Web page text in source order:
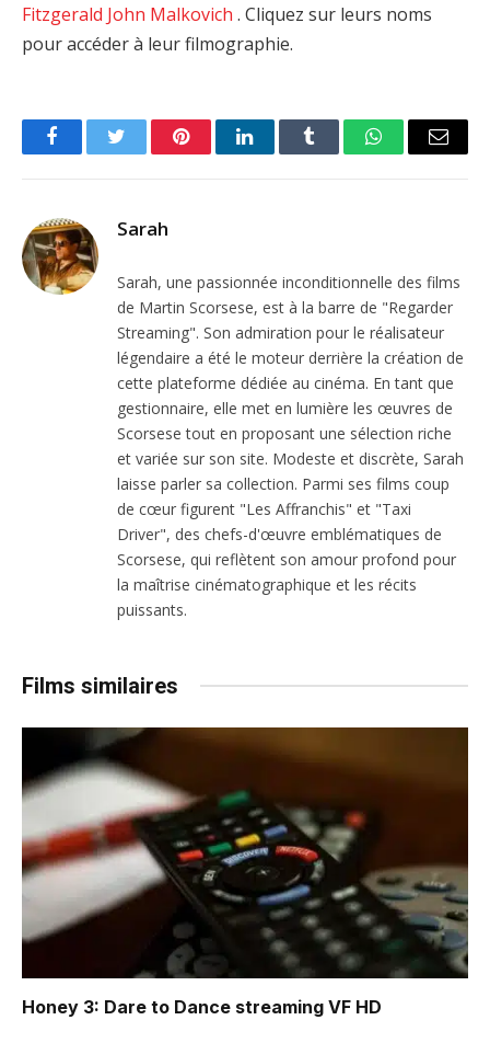
Fitzgerald John Malkovich . Cliquez sur leurs noms
pour accéder à leur filmographie.
FacebookTwitter PinterestLinkedInTumblr WhatsAppEmail
Sarah
Sarah, une passionnée inconditionnelle des films
de Martin Scorsese, est à la barre de "Regarder
Streaming". Son admiration pour le réalisateur
légendaire a été le moteur derrière la création de
cette plateforme dédiée au cinéma. En tant que
gestionnaire, elle met en lumière les œuvres de
Scorsese tout en proposant une sélection riche
et variée sur son site. Modeste et discrète, Sarah
laisse parler sa collection. Parmi ses films coup
de cœur figurent "Les Affranchis" et "Taxi
Driver", des chefs-d'œuvre emblématiques de
Scorsese, qui reflètent son amour profond pour
la maîtrise cinématographique et les récits
puissants.
Films similaires
Honey 3: Dare to Dance streaming VF HD